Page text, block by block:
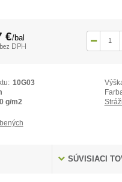
€/bal
bez DPH
10G03
g/m2
SÚVISIACI